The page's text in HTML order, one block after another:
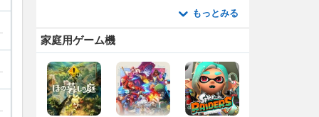
もっとみる
家庭用ゲーム機